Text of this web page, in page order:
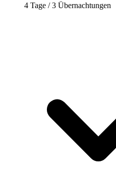
4 Tage / 3 Übernachtungen